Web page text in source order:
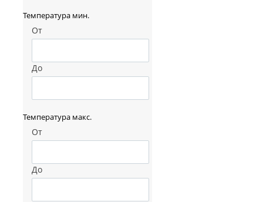
Температура мин.
От
До
Температура макс.
От
До